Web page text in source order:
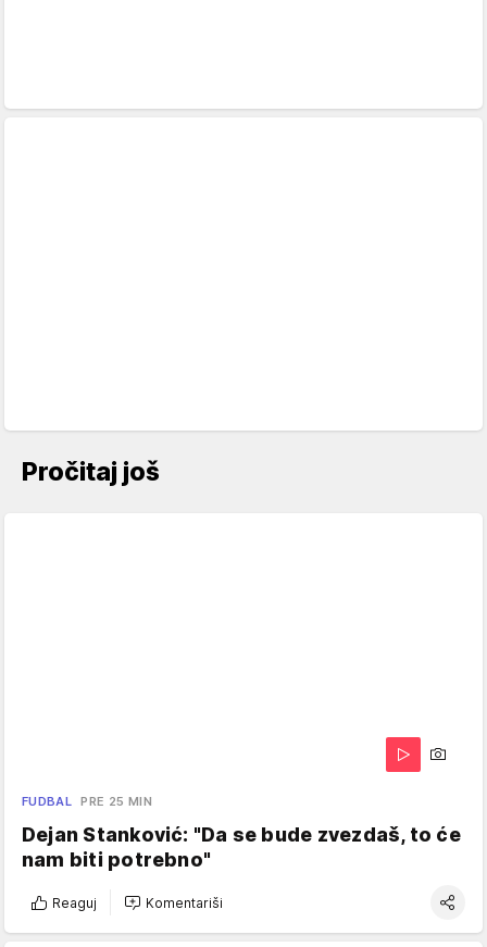
Pročitaj još
FUDBAL PRE 25 MIN
Dejan Stanković: "Da se bude zvezdaš, to će
nam biti potrebno"
Reaguj Komentariši